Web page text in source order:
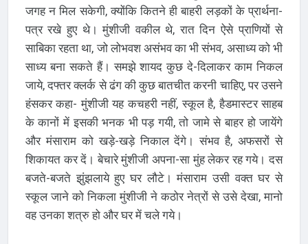
जगह न मिल सकेगी, क्योंकि कितने ही बाहरी लड़कों के प्रार्थना-
पत्र रखे हुए थे। मुंशीजी वकील थे, रात दिन ऐसे प्राणियों से
साबिका रहता था, जो लोभवश असंभव का भी संभव, असाध्य को भी
साध्य बना सकते हैं। समझे शायद कुछ दे-दिलाकर काम निकल
जाये, दफ्तर क्लर्क से ढंग की कुछ बातचीत करनी चाहिए, पर उसने
हंसकर कहा- मुंशीजी यह कचहरी नहीं, स्कूल है, हैडमास्टर साहब
के कानों में इसकी भनक भी पड़ गयी, तो जामे से बाहर हो जायेंगे
और मंसाराम को खड़े-खड़े निकाल देंगे। संभव है, अफसरों से
शिकायत कर दें। बेचारे मुंशीजी अपना-सा मुंह लेकर रह गये। दस
बजते-बजते झुंझलाये हुए घर लौटे। मंसाराम उसी वक्त घर से
स्कूल जाने को निकला मुंशीजी ने कठोर नेत्रों से उसे देखा, मानो
वह उनका शत्रु हो और घर में चले गये।